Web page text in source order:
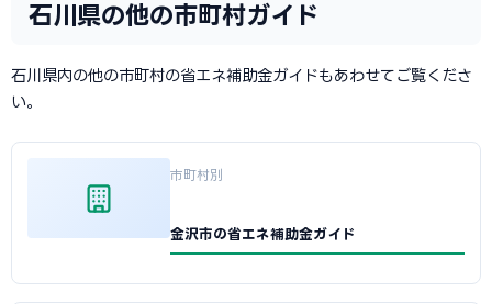
石川県の他の市町村ガイド
石川県内の他の市町村の省エネ補助金ガイドもあわせてご覧くださ
い。
市町村別
金沢市の省エネ補助金ガイド